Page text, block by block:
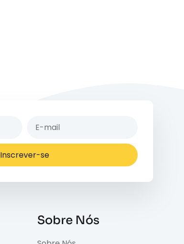
Inscrever-se
Sobre Nós